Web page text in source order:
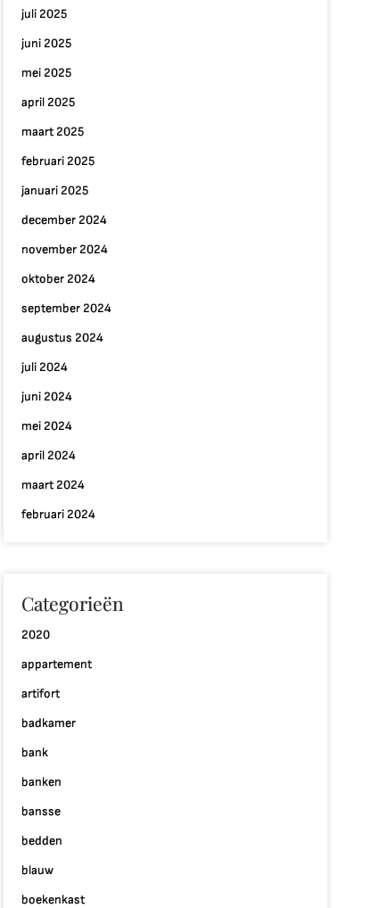
juli 2025
juni 2025
mei 2025
april 2025
maart 2025
februari 2025
januari 2025
december 2024
november 2024
oktober 2024
september 2024
augustus 2024
juli 2024
juni 2024
mei 2024
april 2024
maart 2024
februari 2024
Categorieën
2020
appartement
artifort
badkamer
bank
banken
bansse
bedden
blauw
boekenkast